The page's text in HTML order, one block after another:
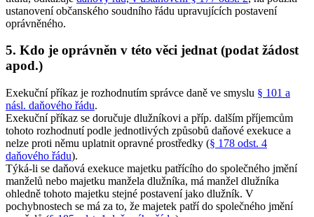
ustanovení občanského soudního řádu upravujících postavení
oprávněného.
5. Kdo je oprávněn v této věci jednat (podat žádost
apod.)
Exekuční příkaz je rozhodnutím správce daně ve smyslu § 101 a
násl. daňového řádu.
Exekuční příkaz se doručuje dlužníkovi a příp. dalším příjemcům
tohoto rozhodnutí podle jednotlivých způsobů daňové exekuce a
nelze proti němu uplatnit opravné prostředky (§ 178 odst. 4
daňového řádu).
Týká-li se daňová exekuce majetku patřícího do společného jmění
manželů nebo majetku manžela dlužníka, má manžel dlužníka
ohledně tohoto majetku stejné postavení jako dlužník. V
pochybnostech se má za to, že majetek patří do společného jmění